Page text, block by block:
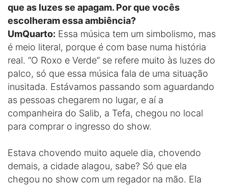
que as luzes se apagam. Por que vocês
escolheram essa ambiência?
UmQuarto: Essa música tem um simbolismo, mas
é meio literal, porque é com base numa história
real. “O Roxo e Verde” se refere muito às luzes do
palco, só que essa música fala de uma situação
inusitada. Estávamos passando som aguardando
as pessoas chegarem no lugar, e aí a
companheira do Salib, a Tefa, chegou no local
para comprar o ingresso do show.
Estava chovendo muito aquele dia, chovendo
demais, a cidade alagou, sabe? Só que ela
chegou no show com um regador na mão. Ela